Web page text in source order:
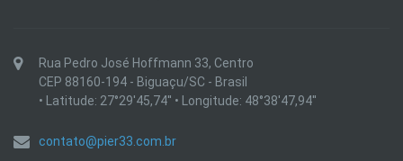
Rua Pedro José Hoffmann 33, Centro
CEP 88160-194 - Biguaçu/SC - Brasil
• Latitude: 27°29'45,74'' • Longitude: 48°38'47,94''
contato@pier33.com.br